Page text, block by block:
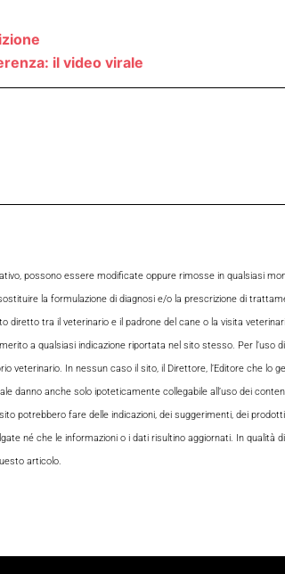
il video virale
possono essere modificate oppure rimosse in qualsiasi
la formulazione di diagnosi e/o la prescrizione di
tra il veterinario e il padrone del cane o la visita
a qualsiasi indicazione riportata nel sito stesso. Per l’uso
In nessun caso il sito, il Direttore, l’Editore che lo
danno anche solo ipoteticamente collegabile all’uso dei
potrebbero fare delle indicazioni, dei suggerimenti, dei
né che le informazioni o i dati risultino aggiornati. In qualità
articolo.